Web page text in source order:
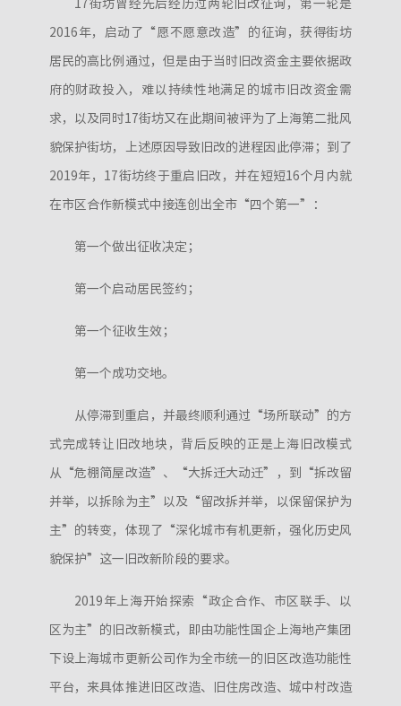
17街坊曾经先后经历过两轮旧改征询，第一轮是
2016年，启动了“愿不愿意改造”的征询，获得街坊
居民的高比例通过，但是由于当时旧改资金主要依据政
府的财政投入，难以持续性地满足的城市旧改资金需
求，以及同时17街坊又在此期间被评为了上海第二批风
貌保护街坊，上述原因导致旧改的进程因此停滞；到了
2019年，17街坊终于重启旧改，并在短短16个月内就
在市区合作新模式中接连创出全市“四个第一”：
第一个做出征收决定；
第一个启动居民签约；
第一个征收生效；
第一个成功交地。
从停滞到重启，并最终顺利通过“场所联动”的方
式完成转让旧改地块，背后反映的正是上海旧改模式
从“危棚简屋改造”、“大拆迁大动迁”，到“拆改留
并举，以拆除为主”以及“留改拆并举，以保留保护为
主”的转变，体现了“深化城市有机更新，强化历史风
貌保护”这一旧改新阶段的要求。
2019年上海开始探索“政企合作、市区联手、以
区为主”的旧改新模式，即由功能性国企上海地产集团
下设上海城市更新公司作为全市统一的旧区改造功能性
平台，来具体推进旧区改造、旧住房改造、城中村改造